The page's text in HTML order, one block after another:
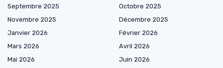
Septembre 2025
Octobre 2025
Novembre 2025
Décembre 2025
Janvier 2026
Février 2026
Mars 2026
Avril 2026
Mai 2026
Juin 2026